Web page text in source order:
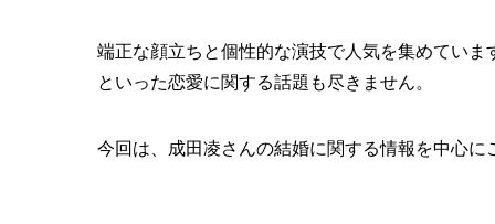
端正な顔立ちと個性的な演技で人気を集めてい
といった恋愛に関する話題も尽きません。
今回は、成田凌さんの結婚に関する情報を中心に